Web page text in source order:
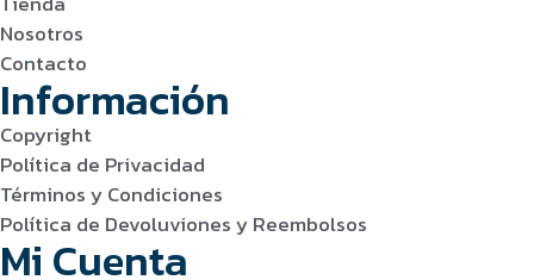
Nosotros
Contacto
Información
Copyright
Política de Privacidad
Términos y Condiciones
Política de Devoluviones y Reembolsos
Mi Cuenta